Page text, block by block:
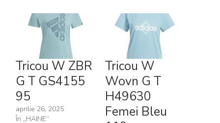
Tricou W ZBR
G T GS4155
95
aprilie 26, 2025
În „HAINE”
Tricou W
Wovn G T
H49630
Femei Bleu